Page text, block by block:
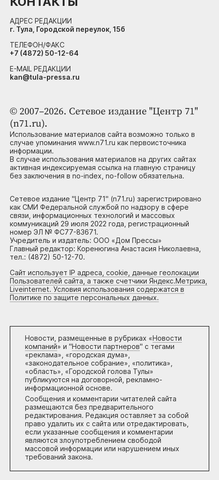
© 2007–2026. Сетевое издание "Центр 71"
(n71.ru).
Использование материалов сайта возможно только в
случае упоминания www.n71.ru как первоисточника
информации.
В случае использования материалов на других сайтах
активная индексируемая ссылка на главную страницу
без заключения в no-index, no-follow обязательна.
Сетевое издание "Центр 71" (n71.ru) зарегистрировано
как СМИ Федеральной службой по надзору в сфере
связи, информационных технологий и массовых
коммуникаций 29 июля 2022 года, регистрационный
номер ЭЛ № ФС77-83671.
Учредитель и издатель: ООО «Дом Прессы»
Главный редактор: Коренюгина Анастасия Николаевна,
тел.: (4872) 50-12-70.
Сайт использует IP адреса, cookie, данные геолокации
Пользователей сайта, а также счетчики Яндекс.Метрика,
Liveinternet. Условия использования содержатся в
Политике по защите персональных данных.
Новости, размещенные в рубриках «Новости
компаний» и "Новости партнеров" с тегами
«реклама», «городская дума»,
«законодательное собрание», «политика»,
«область», «Городской голова Тулы»
публикуются на договорной, рекламно-
информационной основе.
Сообщения и комментарии читателей сайта
размещаются без предварительного
редактирования. Редакция оставляет за собой
право удалить их с сайта или отредактировать,
если указанные сообщения и комментарии
являются злоупотреблением свободой
массовой информации или нарушением иных
требований закона.
АДРЕС РЕДАКЦИИ
г. Тула, Городской переулок, 15б
ТЕЛЕФОН/ФАКС
+7 (4872) 50-12-64
E-MAIL РЕДАКЦИИ
kan@tula-pressa.ru